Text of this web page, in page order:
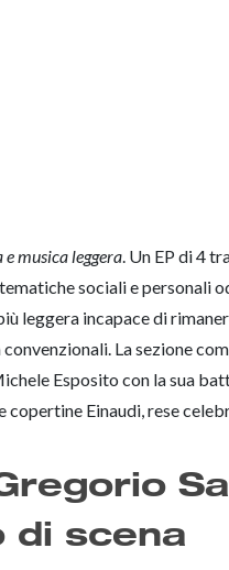
musica leggera . Un EP di 4
sociali e personali
leggera incapace di
La sezione
Esposito con la sua
copertine Einaudi, rese
di scena